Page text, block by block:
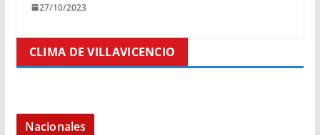
27/10/2023
CLIMA DE VILLAVICENCIO
Nacionales